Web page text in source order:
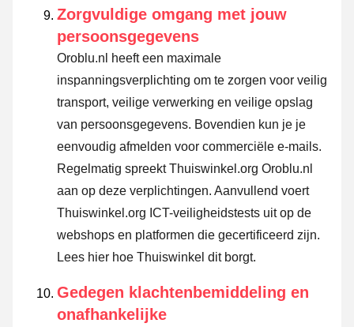
Zorgvuldige omgang met jouw
persoonsgegevens
Oroblu.nl heeft een maximale
inspanningsverplichting om te zorgen voor veilig
transport, veilige verwerking en veilige opslag
van persoonsgegevens. Bovendien kun je je
eenvoudig afmelden voor commerciële e-mails.
Regelmatig spreekt Thuiswinkel.org Oroblu.nl
aan op deze verplichtingen. Aanvullend voert
Thuiswinkel.org ICT-veiligheidstests uit op de
webshops en platformen die gecertificeerd zijn.
Lees hier hoe Thuiswinkel dit borgt.
Gedegen klachtenbemiddeling en
onafhankelijke